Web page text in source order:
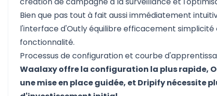
Bien que pas tout à fait aussi immédiatement
l'interface d'Outly équilibre efficacement simplicité
fonctionnalité.
Processus de configuration et courbe
Waalaxy offre la configuration la plus rapide,
une mise en place guidée, et Dripify nécessite